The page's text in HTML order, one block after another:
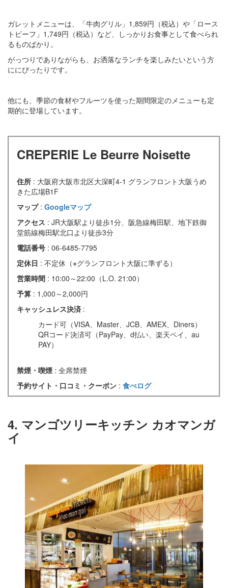
ガレットメニューは、「牛肉グリル」1,859円（税込）や「ロース
トビーフ」1,749円（税込）など、しっかりお食事として食べられ
るものばかり。
がっつりでありながらも、お洒落なランチを楽しみたいという方
ににぴったりです。
他にも、季節の食材やフルーツを使った期間限定のメニューも定
期的に登場しています。
CREPERIE Le Beurre Noisette
住所 : 大阪府大阪市北区大深町4-1 グランフロント大阪うめ
きた広場B1F
マップ : Googleマップ
アクセス : JR大阪駅より徒歩1分、阪急線梅田駅、地下鉄御
堂筋線梅田駅北口より徒歩3分
電話番号 : 06-6485-7795
定休日 : 不定休（※グランフロント大阪に準ずる）
営業時間 : 10:00～22:00（L.O. 21:00）
予算 : 1,000～2,000円
キャッシュレス決済 :
カード可（VISA、Master、JCB、AMEX、Diners）
QRコード決済可（PayPay、d払い、楽天ペイ、au
PAY）
禁煙・喫煙 : 全席禁煙
予約サイト・口コミ・クーポン : 食べログ
4. マンゴツリーキッチン カオマンガ
イ